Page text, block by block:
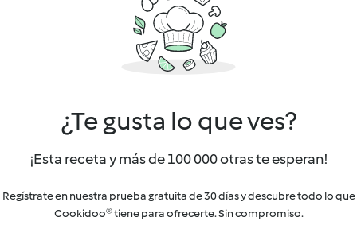
¿Te gusta lo que ves?
¡Esta receta y más de 100 000 otras te esperan!
Regístrate en nuestra prueba gratuita de 30 días y descubre todo lo que
Cookidoo® tiene para ofrecerte. Sin compromiso.